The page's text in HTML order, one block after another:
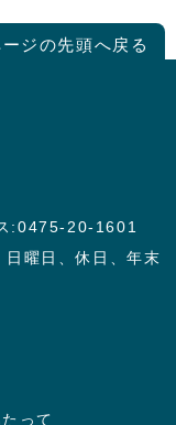
ジの先頭へ戻る
:0475-20-1601
曜日、休日、年末
って